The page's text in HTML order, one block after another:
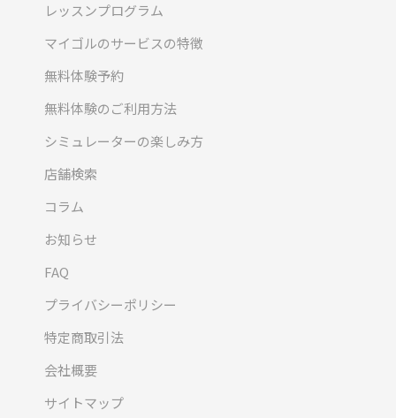
レッスンプログラム
マイゴルのサービスの特徴
無料体験予約
無料体験のご利用方法
シミュレーターの楽しみ方
店舗検索
コラム
お知らせ
FAQ
プライバシーポリシー
特定商取引法
会社概要
サイトマップ